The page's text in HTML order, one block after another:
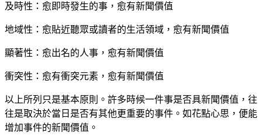
及時性：愈即時發生的事，愈有新聞價值
地域性：愈貼近聽眾或讀者的生活領域，愈有新聞價值
顯著性：愈出名的人事，愈有新聞價值
衝突性：愈有衝突元素，愈有新聞價值
以上所列只是基本原則。許多時候一件事是否具新聞價值，往
往是取決於當日是否有其他更重要的事件。如花點心思，便能
增加事件的新聞價值。